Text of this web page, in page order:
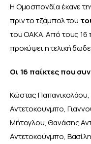
Η Ομοσπονδία έκανε
πριν το τζάμπολ του
του ΟΑΚΑ. Από τους 16
προκύψει η τελική
Οι 16 παίκτες που
Κώστας
Αντετοκουνμπο,
Μήτογλου, Θανάσης
Αντετοκούνμπο,